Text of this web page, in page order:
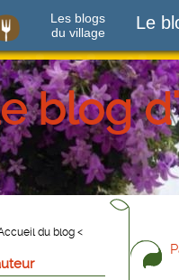
Les blogs
du village
Le
blog
du blog <